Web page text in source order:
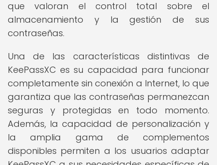
que valoran el control total sobre el
almacenamiento y la gestión de sus
contraseñas.
Una de las características distintivas de
KeePassXC es su capacidad para funcionar
completamente sin conexión a Internet, lo que
garantiza que las contraseñas permanezcan
seguras y protegidas en todo momento.
Además, la capacidad de personalización y
la amplia gama de complementos
disponibles permiten a los usuarios adaptar